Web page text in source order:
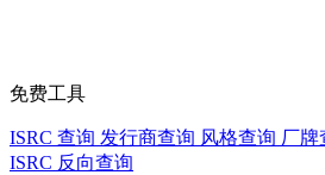
免费工具
ISRC 查询 发行商查询 风格查询 厂牌
ISRC 反向查询